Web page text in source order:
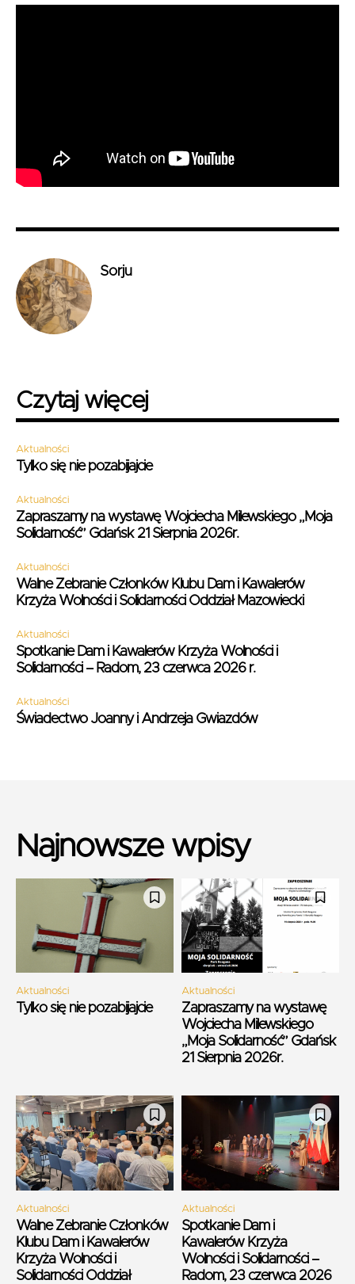
Sorju
Czytaj więcej
Aktualności
Tylko się nie pozabijajcie
Aktualności
Zapraszamy na wystawę Wojciecha Milewskiego „Moja
Solidarność” Gdańsk 21 Sierpnia 2026r.
Aktualności
Walne Zebranie Członków Klubu Dam i Kawalerów
Krzyża Wolności i Solidarności Oddział Mazowiecki
Aktualności
Spotkanie Dam i Kawalerów Krzyża Wolności i
Solidarności – Radom, 23 czerwca 2026 r.
Aktualności
Świadectwo Joanny i Andrzeja Gwiazdów
Najnowsze wpisy
Aktualności
Tylko się nie pozabijajcie
Aktualności
Zapraszamy na wystawę
Wojciecha Milewskiego
„Moja Solidarność” Gdańsk
21 Sierpnia 2026r.
Aktualności
Walne Zebranie Członków
Klubu Dam i Kawalerów
Krzyża Wolności i
Solidarności Oddział
Aktualności
Spotkanie Dam i
Kawalerów Krzyża
Wolności i Solidarności –
Radom, 23 czerwca 2026